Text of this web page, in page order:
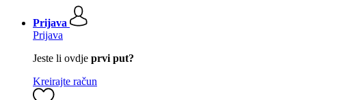
Prijava
Prijava
Jeste li ovdje prvi put?
Kreirajte račun